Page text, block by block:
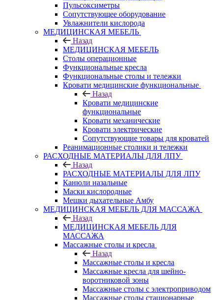
Пульсоксиметры
Сопутствующее оборудование
Увлажнители кислорода
МЕДИЦИНСКАЯ МЕБЕЛЬ
Назад
МЕДИЦИНСКАЯ МЕБЕЛЬ
Столы операционные
Функциональные кресла
Функциональные столы и тележки
Кровати медицинские функциональные
Назад
Кровати медицинские
функциональные
Кровати механические
Кровати электрические
Сопутствующие товары для кроватей
Реанимационные столики и тележки
РАСХОДНЫЕ МАТЕРИАЛЫ ДЛЯ ЛПУ
Назад
РАСХОДНЫЕ МАТЕРИАЛЫ ДЛЯ ЛПУ
Канюли назальные
Маски кислородные
Мешки дыхательные Амбу
МЕДИЦИНСКАЯ МЕБЕЛЬ ДЛЯ МАССАЖА
Назад
МЕДИЦИНСКАЯ МЕБЕЛЬ ДЛЯ
МАССАЖА
Массажные столы и кресла
Назад
Массажные столы и кресла
Массажные кресла для шейно-
воротниковой зоны
Массажные столы с электроприводом
Массажные столы стационарные